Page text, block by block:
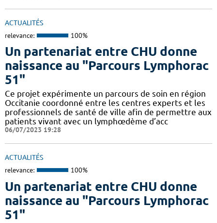
ACTUALITÉS
relevance: 100%
Un partenariat entre CHU donne
naissance au "Parcours Lymphorac
51"
Ce projet expérimente un parcours de soin en région
Occitanie coordonné entre les centres experts et les
professionnels de santé de ville afin de permettre aux
patients vivant avec un lymphœdème d’acc
06/07/2023 19:28
ACTUALITÉS
relevance: 100%
Un partenariat entre CHU donne
naissance au "Parcours Lymphorac
51"